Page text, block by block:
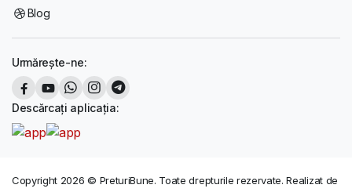
Blog
Urmărește-ne:
Descărcați aplicația:
Copyright 2026 © PreturiBune. Toate drepturile rezervate. Realizat de